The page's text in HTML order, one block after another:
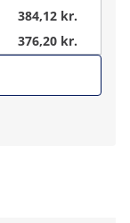
384,12 kr.
376,20 kr.